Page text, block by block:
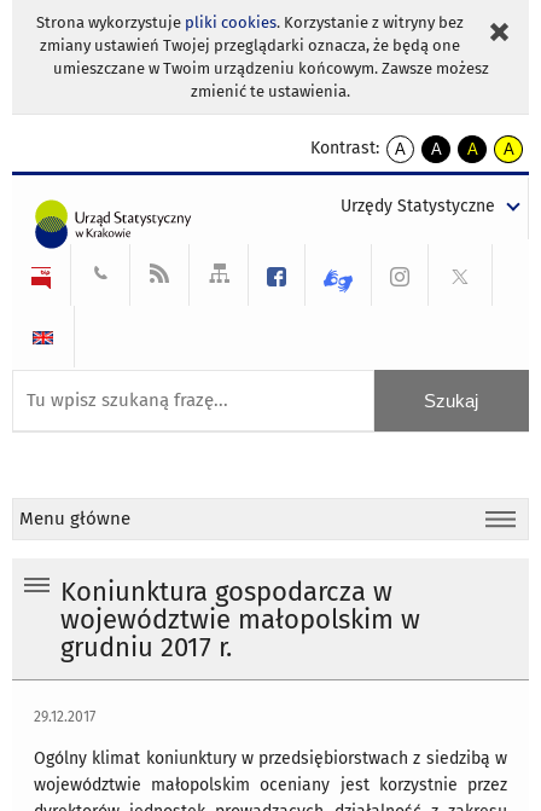
Strona wykorzystuje pliki cookies. Korzystanie z witryny bez
zmiany ustawień Twojej przeglądarki oznacza, że będą one
umieszczane w Twoim urządzeniu końcowym. Zawsze możesz
zmienić te ustawienia.
Kontrast:
A
kontrast
A
kontrast
tekst
czarnym
A
kontrast
tekst
czarnym
A
tekst
żółtym
Urzędy Statystyczne
Menu główne
Koniunktura gospodarcza w
województwie małopolskim w
grudniu 2017 r.
29.12.2017
Ogólny klimat koniunktury w przedsiębiorstwach z siedzibą w
województwie małopolskim oceniany jest korzystnie przez